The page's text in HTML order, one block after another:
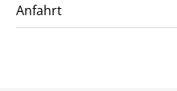
Anfahrt